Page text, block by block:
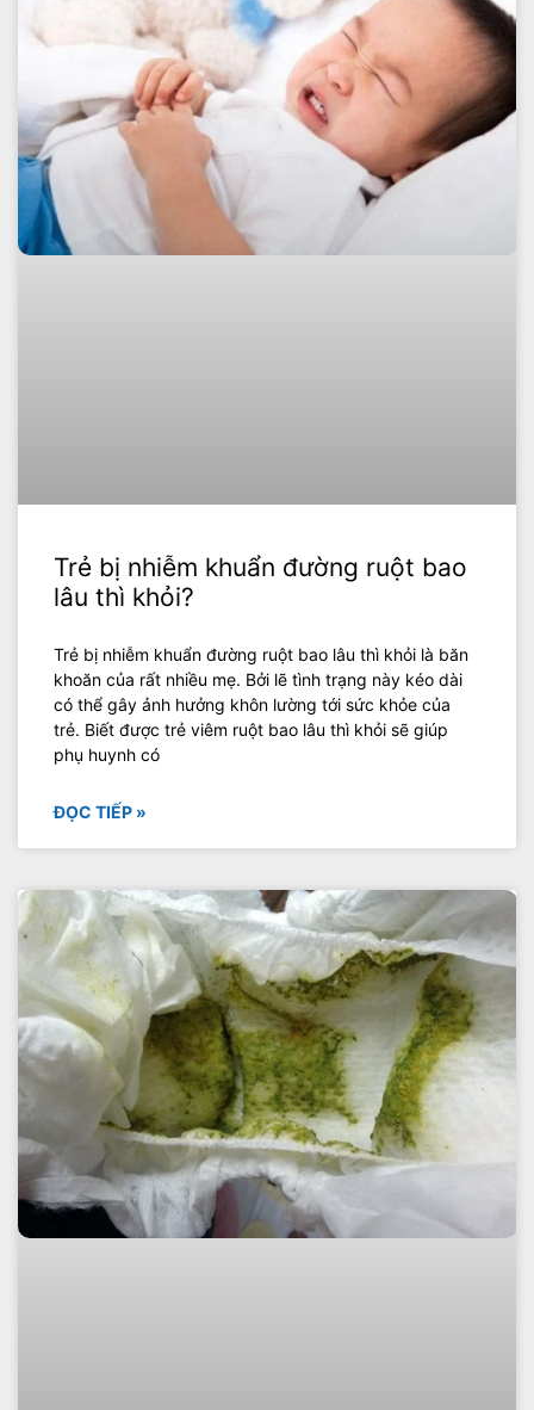
Trẻ bị nhiễm khuẩn đường ruột bao
lâu thì khỏi?
Trẻ bị nhiễm khuẩn đường ruột bao lâu thì khỏi là băn
khoăn của rất nhiều mẹ. Bởi lẽ tình trạng này kéo dài
có thể gây ảnh hưởng khôn lường tới sức khỏe của
trẻ. Biết được trẻ viêm ruột bao lâu thì khỏi sẽ giúp
phụ huynh có
ĐỌC TIẾP »